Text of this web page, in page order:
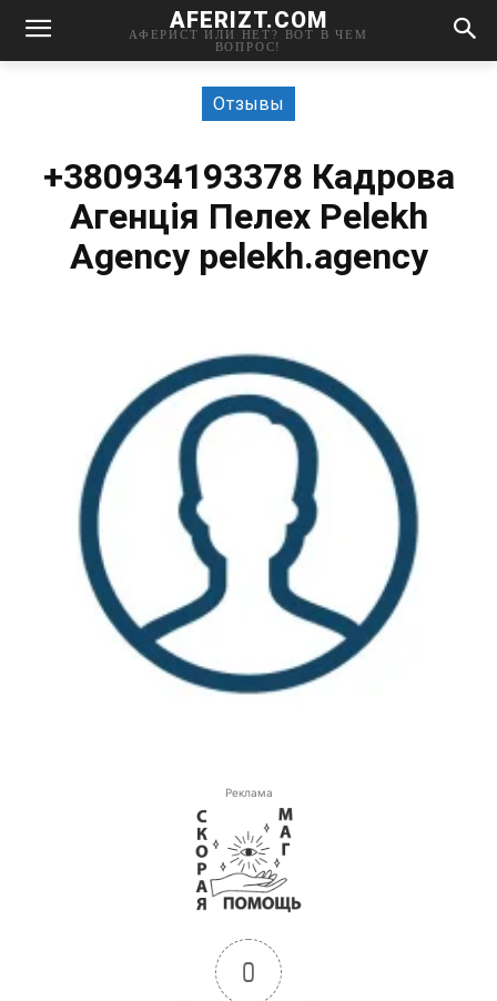
AFERIZT.COM
АФЕРИСТ ИЛИ НЕТ? ВОТ В ЧЕМ
ВОПРОС!
Отзывы
+380934193378 Кадрова
Агенція Пелех Pelekh
Agency pelekh.agency
Реклама
0